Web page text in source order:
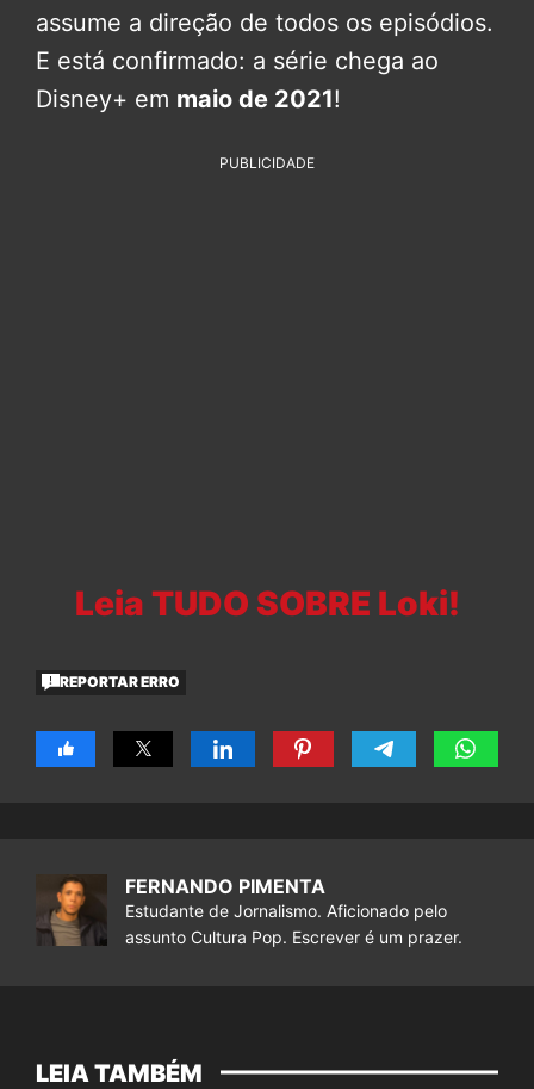
assume a direção de todos os episódios.
E está confirmado: a série chega ao
Disney+ em maio de 2021!
PUBLICIDADE
Leia TUDO SOBRE Loki!
REPORTAR ERRO
FERNANDO PIMENTA
Estudante de Jornalismo. Aficionado pelo
assunto Cultura Pop. Escrever é um prazer.
LEIA TAMBÉM